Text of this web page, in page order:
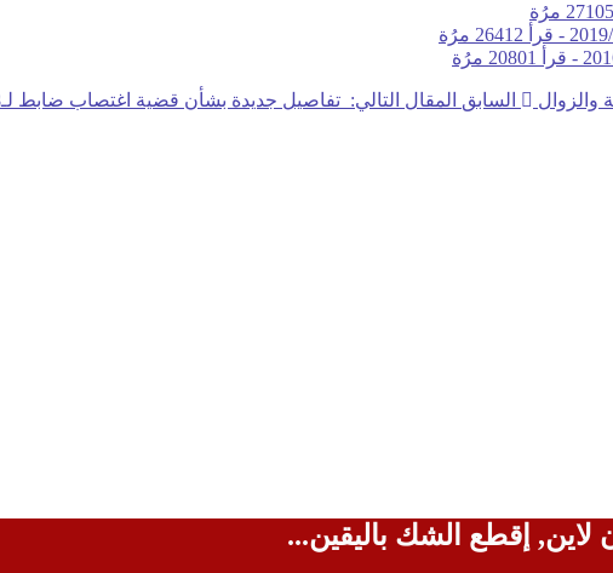
- قرأ 26412 مرُة
- قرأ 20801 مرُة
والزوال السابق المقال التالي: تفاصيل جديدة بشأن قضية اغتصاب ضابط لـ8 أطفال في عدن وتواطؤ أمني لحمايته
لاين, إقطع الشك باليقين...